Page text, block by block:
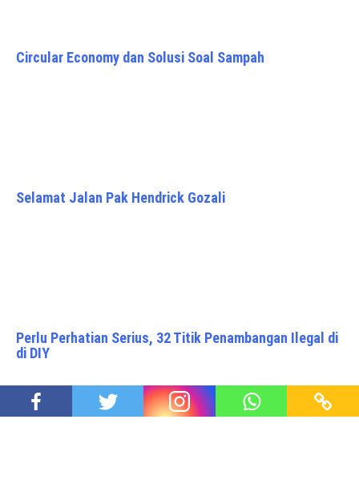
Circular Economy dan Solusi Soal Sampah
Selamat Jalan Pak Hendrick Gozali
Perlu Perhatian Serius, 32 Titik Penambangan Ilegal di
di DIY